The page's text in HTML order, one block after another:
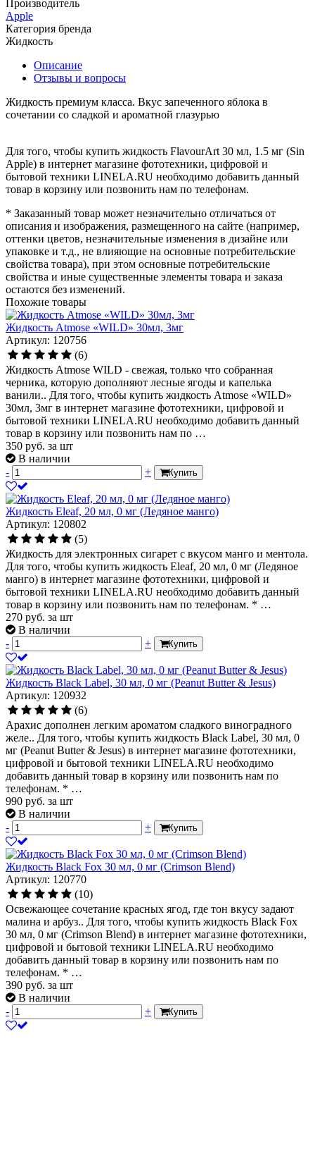
Производитель
Apple
Категория бренда
Жидкость
Описание
Отзывы и вопросы
Жидкость премиум класса. Вкус запеченного яблока в
сочетании со сладкой и ароматной глазурью
Для того, чтобы купить жидкость FlavourArt 30 мл, 1.5 мг (Sin
Apple) в интернет магазине фототехники, цифровой и
бытовой техники LINELA.RU необходимо добавить данный
товар в корзину или позвонить нам по телефонам.
* Заказанный товар может незначительно отличаться от
описания и изображения, размещенного на сайте (например,
оттенки цветов, незначительные изменения в дизайне или
упаковке и т.д., не влияющие на основные потребительские
свойства товара), при этом основные потребительские
свойства и иные существенные элементы товара и заказа
остаются без изменений.
Похожие товары
Жидкость Atmose «WILD» 30мл, 3мг
Артикул: 120756
(6)
Жидкость Atmose WILD - свежая, только что собранная
черника, которую дополняют лесные ягоды и капелька
ванили.. Для того, чтобы купить жидкость Atmose «WILD»
30мл, 3мг в интернет магазине фототехники, цифровой и
бытовой техники LINELA.RU необходимо добавить данный
товар в корзину или позвонить нам по …
350 руб. за шт
В наличии
-
+ Купить
Жидкость Eleaf, 20 мл, 0 мг (Ледяное манго)
Артикул: 120802
(5)
Жидкость для электронных сигарет с вкусом манго и ментола.
Для того, чтобы купить жидкость Eleaf, 20 мл, 0 мг (Ледяное
манго) в интернет магазине фототехники, цифровой и
бытовой техники LINELA.RU необходимо добавить данный
товар в корзину или позвонить нам по телефонам. * …
270 руб. за шт
В наличии
-
+ Купить
Жидкость Black Label, 30 мл, 0 мг (Peanut Butter & Jesus)
Артикул: 120932
(6)
Арахис дополнен легким ароматом сладкого виноградного
желе.. Для того, чтобы купить жидкость Black Label, 30 мл, 0
мг (Peanut Butter & Jesus) в интернет магазине фототехники,
цифровой и бытовой техники LINELA.RU необходимо
добавить данный товар в корзину или позвонить нам по
телефонам. * …
990 руб. за шт
В наличии
-
+ Купить
Жидкость Black Fox 30 мл, 0 мг (Crimson Blend)
Артикул: 120770
(10)
Освежающее сочетание красных ягод, где тон вкусу задают
малина и арбуз.. Для того, чтобы купить жидкость Black Fox
30 мл, 0 мг (Crimson Blend) в интернет магазине фототехники,
цифровой и бытовой техники LINELA.RU необходимо
добавить данный товар в корзину или позвонить нам по
телефонам. * …
390 руб. за шт
В наличии
-
+ Купить